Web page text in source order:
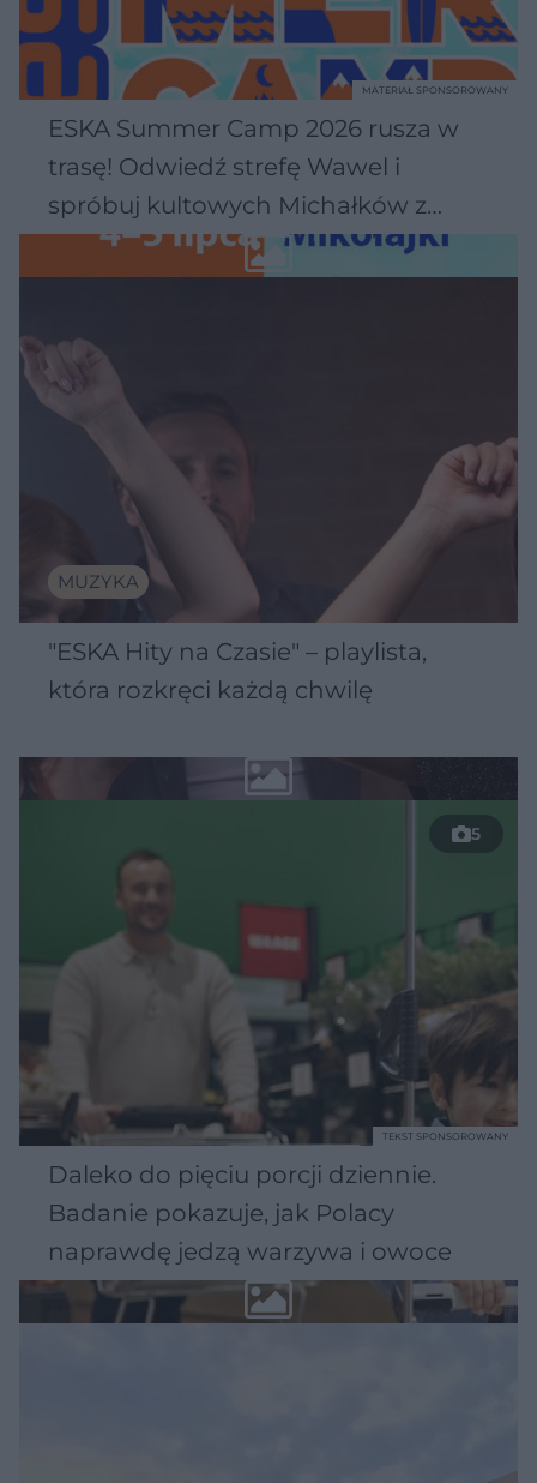
ESKA Summer Camp 2026 rusza w
trasę! Odwiedź strefę Wawel i
spróbuj kultowych Michałków z
Wawelu
MATERIAŁ SPONSOROWANY
MUZYKA
"ESKA Hity na Czasie" – playlista,
która rozkręci każdą chwilę
5
Daleko do pięciu porcji dziennie.
Badanie pokazuje, jak Polacy
naprawdę jedzą warzywa i owoce
TEKST SPONSOROWANY